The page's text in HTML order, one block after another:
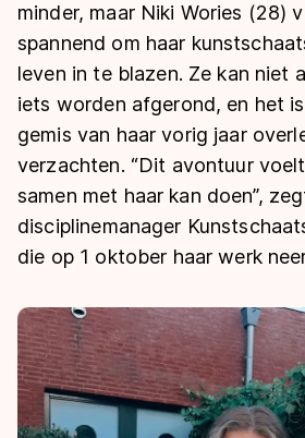
Shorttrack
Inlineskaten
Kunstschaatsen
Schoonrijden
Langebaan
Shorttrack
Marathon
Inlineskaten
Kunstschaatsen
Tijden & historie
Persoonlijke records & tijden
Historie & statistiek
De weg op
Inschrijven wedstrijden
Algemene Nederlandse
Deze zomer de weg op
Schaatsfans
Alles voor jou als schaatsfan
Evenementen
Tickets
Livestreams
Word schaatsfan!
Winacties
Olympische Spelen
Medaille overzicht
Medaillespiegel
Olympische uitslagen
minder, maar Niki Wories (28)
spannend om haar
leven in te blazen. Ze kan niet
iets worden afgerond, en het
gemis van haar vorig jaar
verzachten. “Dit avontuur
samen met haar kan doen”,
disciplinemanager
die op 1 oktober haar werk